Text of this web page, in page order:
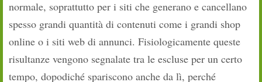
normale, soprattutto per i siti che generano e cancellano
spesso grandi quantità di contenuti come i grandi shop
online o i siti web di annunci. Fisiologicamente queste
risultanze vengono segnalate tra le escluse per un certo
tempo, dopodiché spariscono anche da lì, perché